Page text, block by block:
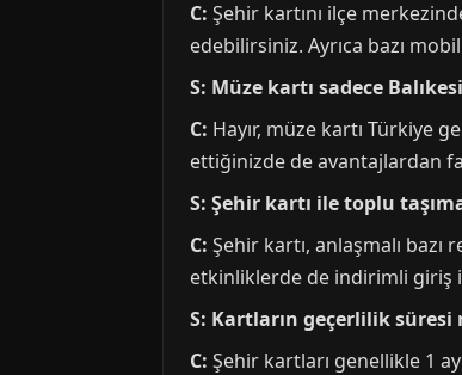
C: Şehir kartını ilçe
edebilirsiniz. Ayrıca bazı
S: Müze kartı sadece
C: Hayır, müze kartı Türkiye
ettiğinizde de avantajlardan
S: Şehir kartı ile toplu
C: Şehir kartı, anlaşmalı
etkinliklerde de indirimli giriş
S: Kartların geçerlilik süresi
C: Şehir kartları genellikle 1